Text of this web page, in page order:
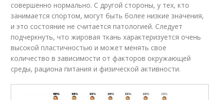
совершенно нормально. С другой стороны, у тех, кто
занимается спортом, могут быть более низкие значения,
и это состояние не считается патологией. Следует
подчеркнуть, что жировая ткань характеризуется очень
высокой пластичностью и может менять свое
количество в зависимости от факторов окружающей
среды, рациона питания и физической активности.